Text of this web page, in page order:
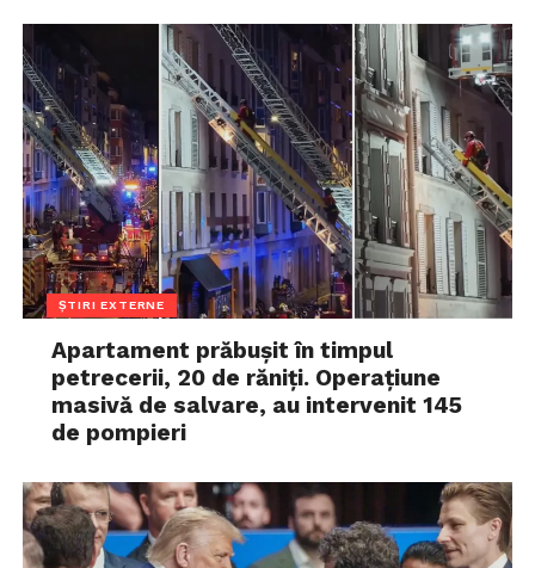
ȘTIRI EXTERNE
Apartament prăbușit în timpul
petrecerii, 20 de răniți. Operațiune
masivă de salvare, au intervenit 145
de pompieri